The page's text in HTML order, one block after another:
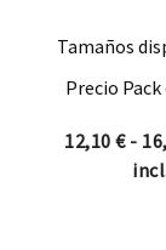
Tamaños
Precio Pack
12,10 € -